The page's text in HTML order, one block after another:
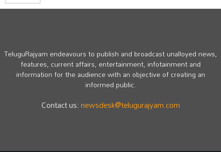
TeluguRajyam endeavours to publish and broadcast unalloyed news,
features, current affairs, entertainment, infotainment and
information for the audience with an objective of creating an
informed public.
Contact us:newsdesk@telugurajyam.com